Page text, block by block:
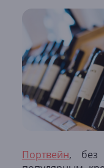
Портвейн, без